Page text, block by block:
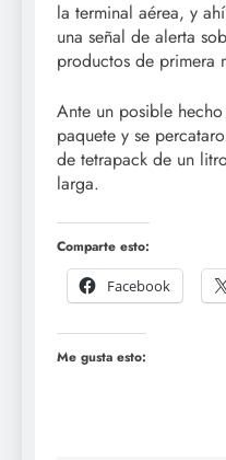
la terminal aérea, y
una señal de alerta
productos de primera
Ante un posible
paquete y se
de tetrapack de un
larga.
Comparte esto:
Facebook
Me gusta esto: